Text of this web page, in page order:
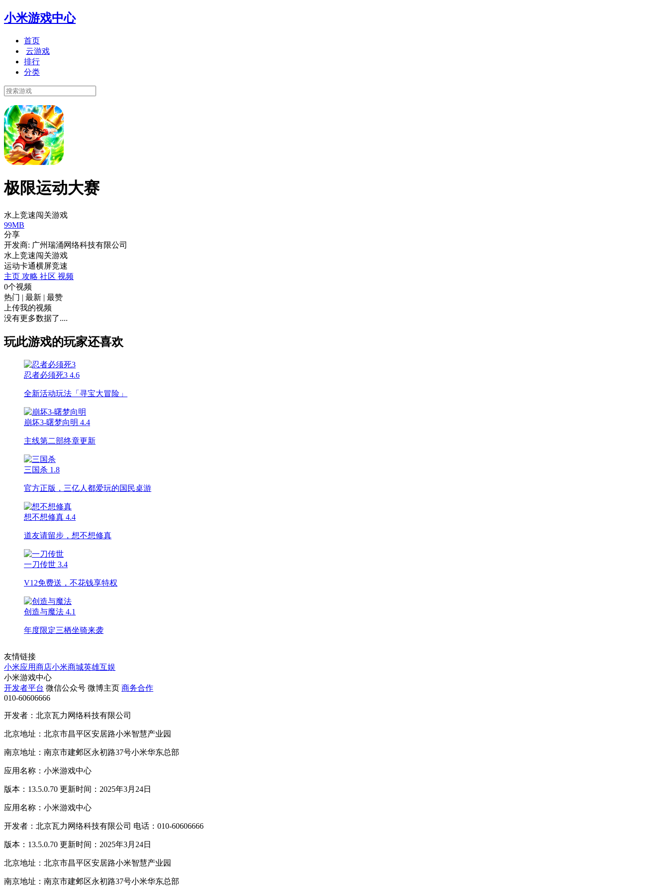
小米游戏中心
首页
云游戏
排行
分类
极限运动大赛
水上竞速闯关游戏
99MB
分享
开发商: 广州瑞涌网络科技有限公司
水上竞速闯关游戏
运动卡通横屏竞速
主页 攻略 社区 视频
0个视频
热门 | 最新 | 最赞
上传我的视频
没有更多数据了....
玩此游戏的玩家还喜欢
忍者必须死3 4.6
全新活动玩法「寻宝大冒险」
崩坏3-曙梦向明 4.4
主线第二部终章更新
三国杀 1.8
官方正版，三亿人都爱玩的国民桌游
想不想修真 4.4
道友请留步，想不想修真
一刀传世 3.4
V12免费送，不花钱享特权
创造与魔法 4.1
年度限定三栖坐骑来袭
友情链接
小米应用商店小米商城英雄互娱
小米游戏中心
开发者平台 微信公众号 微博主页 商务合作
010-60606666
开发者：北京瓦力网络科技有限公司
北京地址：北京市昌平区安居路小米智慧产业园
南京地址：南京市建邺区永初路37号小米华东总部
应用名称：小米游戏中心
版本：13.5.0.70 更新时间：2025年3月24日
应用名称：小米游戏中心
开发者：北京瓦力网络科技有限公司 电话：010-60606666
版本：13.5.0.70 更新时间：2025年3月24日
北京地址：北京市昌平区安居路小米智慧产业园
南京地址：南京市建邺区永初路37号小米华东总部